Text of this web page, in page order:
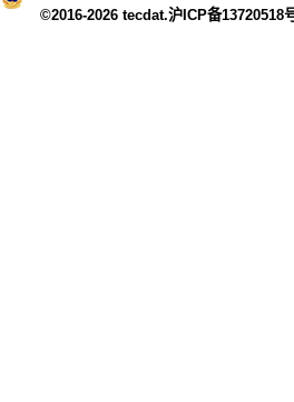
©2016-2026 tecdat.沪ICP备13720518